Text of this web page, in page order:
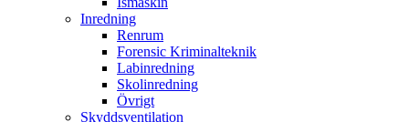
Inredning
Renrum
Forensic Kriminalteknik
Labinredning
Skolinredning
Övrigt
Skyddsventilation